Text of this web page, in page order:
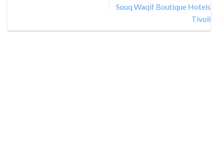
Souq Waqif Boutique Hotels
Tivoli